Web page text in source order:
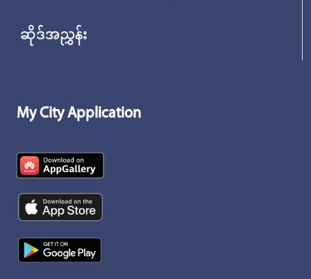
ဆိုဒ်အညွှန်း
My City Application